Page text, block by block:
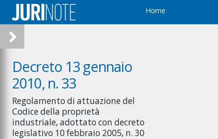
Home
Decreto 13 gennaio
2010, n. 33
Regolamento di attuazione del
Codice della proprietà
industriale, adottato con decreto
legislativo 10 febbraio 2005, n. 30